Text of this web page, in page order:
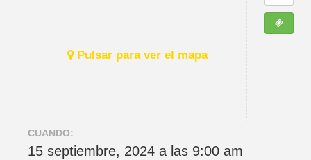
Pulsar para ver el mapa
CUANDO:
15 septiembre, 2024 a las 9:00 am